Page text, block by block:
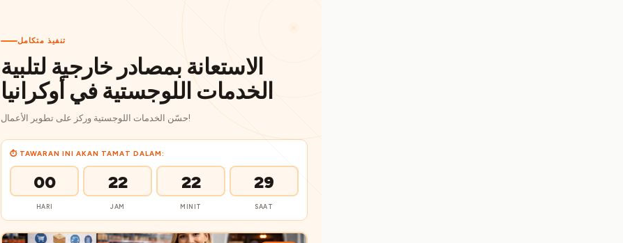
تنفيذ متكامل
الاستعانة بمصادر خارجية لتلبية
الخدمات اللوجستية في أوكرانيا
حسّن الخدمات اللوجستية وركز على تطوير الأعمال!
⏱ TAWARAN INI AKAN TAMAT DALAM:
00
HARI
22
JAM
22
MINIT
28
SAAT